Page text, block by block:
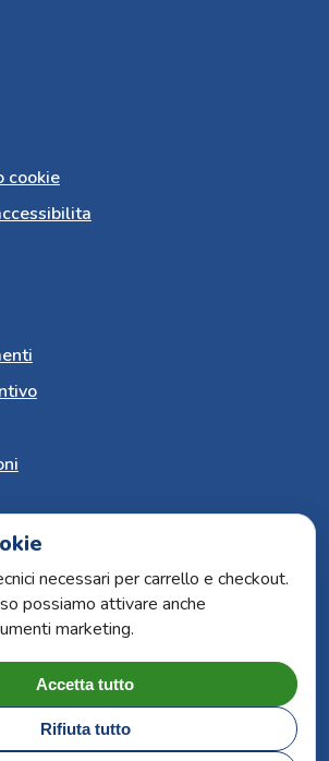
cookie
SICURI
necessari per carrello e checkout.
possiamo attivare anche
marketing.
Accetta tutto
Rifiuta tutto